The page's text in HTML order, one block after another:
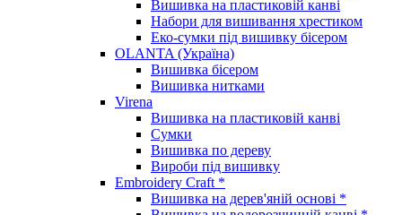
Вишивка на пластиковій канві
Набори для вишивання хрестиком
Еко-сумки під вишивку бісером
OLANTA (Україна)
Вишивка бісером
Вишивка нитками
Virena
Вишивка на пластиковій канві
Сумки
Вишивка по дереву
Вироби під вишивку
Embroidery Craft *
Вишивка на дерев'яній основі *